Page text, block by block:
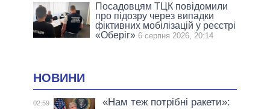
Посадовцям ТЦК повідомили
про підозру через випадки
фіктивних мобілізацій у реєстрі
«Оберіг» 6 серпня 2026, 20:14
НОВИНИ
02:59
«Нам теж потрібні ракети»: